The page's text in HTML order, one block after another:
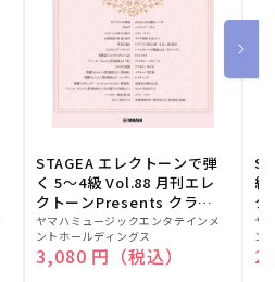
STAGEA エレクトーンで弾
く 5～4級 Vol.88 月刊エレ
クトーンPresents クラシ
ック名曲集
販
売
元:
ヤマハミュージックエンタテインメ
ントホールディングス
通常価格
3,080 円（税込）
級
ク
販
売
元:
ヤ
ン